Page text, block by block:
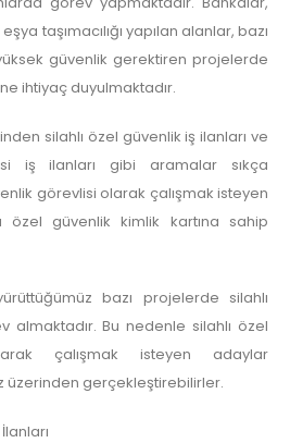
taşımacılığı yapılan alanlar, bazı
güvenlik gerektiren projelerde
ihtiyaç duyulmaktadır.
silahlı özel güvenlik iş ilanları ve
iş ilanları gibi aramalar sıkça
görevlisi olarak çalışmak isteyen
özel güvenlik kimlik kartına sahip
bazı projelerde silahlı
almaktadır. Bu nedenle silahlı özel
çalışmak isteyen adaylar
üzerinden gerçekleştirebilirler.